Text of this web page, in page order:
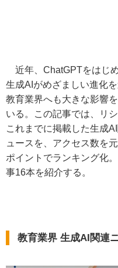
近年、ChatGPTをはじ
生成AIがめざましい進化を
教育業界へも大きな影響
いる。この記事では、リ
これまでに掲載した生成
ュースを、アクセス数を
ポイントでランキング化
事16本を紹介する。
教育業界 生成AI関連